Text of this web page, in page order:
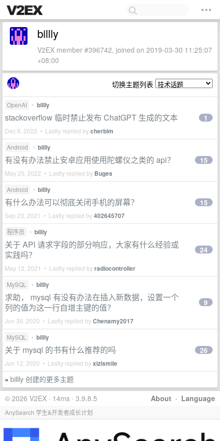
billly
V2EX member #396742, joined on 2019-03-30 11:25:07
+08:00
切换主题列表
OpenAI • billly
stackoverflow 临时禁止发布 ChatGPT 生成的文本
Dec 6, 2022 • Lastly replied bycherbim
1
Android • billly
有没有办法禁止安卓应用使用陀螺仪之类的 api？
May 25, 2022 • Lastly replied by Buges
15
Android • billly
有什么办法可以彻底关闭手机的屏幕？
Sep 23, 2021 • Lastly replied by402645707
15
程序员 • billly
关于 API 请求字段的部分响应，大家有什么经验或
实践吗？
May 12, 2021 • Lastly replied byradiocontroller
24
MySQL • billly
求助， mysql 有没有办法在插入新数据，设置一个
列的值为这一行自增主键的值？
Jun 30, 2020 • Lastly replied byChenamy2017
9
MySQL • billly
关于 mysql 的书有什么推荐的吗
Jun 12, 2020 • Lastly replied byxizismile
26
» billly 创建的更多主题
About · Language
© 2026 V2EX · 14ms · 3.9.8.5
AnySearch 学生&开发者成长计划